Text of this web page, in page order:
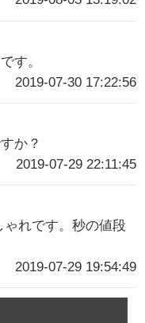
す。
2019-07-30 17:22:56
か？
2019-07-29 22:11:45
ゃれです。秒の値段
2019-07-29 19:54:49